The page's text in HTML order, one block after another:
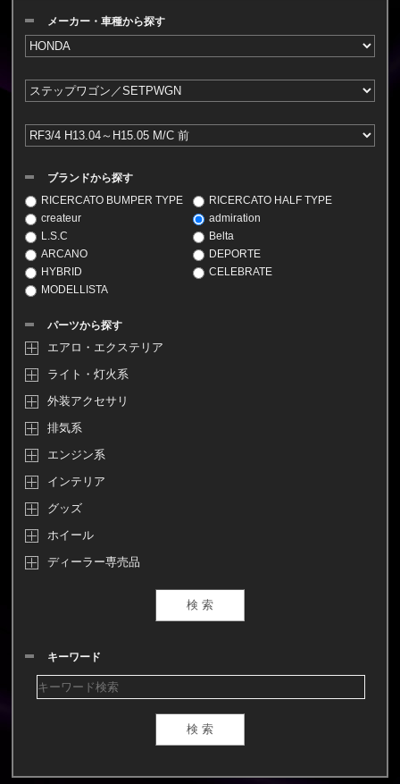
メーカー・車種から探す
ブランドから探す
RICERCATO BUMPER TYPE
RICERCATO HALF TYPE
createur
admiration
L.S.C
Belta
ARCANO
DEPORTE
HYBRID
CELEBRATE
MODELLISTA
パーツから探す
エアロ・エクステリア
ライト・灯火系
外装アクセサリ
排気系
エンジン系
インテリア
グッズ
ホイール
ディーラー専売品
キーワード